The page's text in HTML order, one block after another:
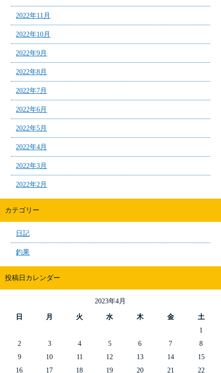
2022年11月
2022年10月
2022年9月
2022年8月
2022年7月
2022年6月
2022年5月
2022年4月
2022年3月
2022年2月
カテゴリー
日記
釣果
投稿日カレンダー
2023年4月
日 月 火 水 木 金
土
1
2
3 4 5 6 7
8
9
10 11 12 13 14
15
16
17 18 19 20 21 22